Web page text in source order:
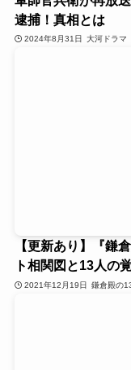
逮捕！真相とは
2024年8月31日 大河ドラマ
【更新あり】『鎌
ト相関図と13人の
2021年12月19日 鎌倉殿の